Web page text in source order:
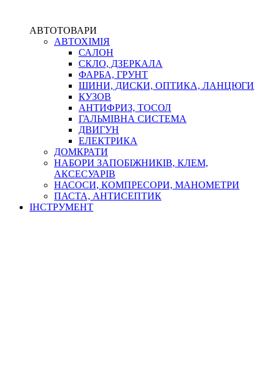
АВТОТОВАРИ
АВТОХІМІЯ
САЛОН
СКЛО, ДЗЕРКАЛА
ФАРБА, ГРУНТ
ШИНИ, ДИСКИ, ОПТИКА, ЛАНЦЮГИ
КУЗОВ
АНТИФРИЗ, ТОСОЛ
ГАЛЬМІВНА СИСТЕМА
ДВИГУН
ЕЛЕКТРИКА
ДОМКРАТИ
НАБОРИ ЗАПОБІЖНИКІВ, КЛЕМ,
АКСЕСУАРІВ
НАСОСИ, КОМПРЕСОРИ, МАНОМЕТРИ
ПАСТА, АНТИСЕПТИК
ІНСТРУМЕНТ